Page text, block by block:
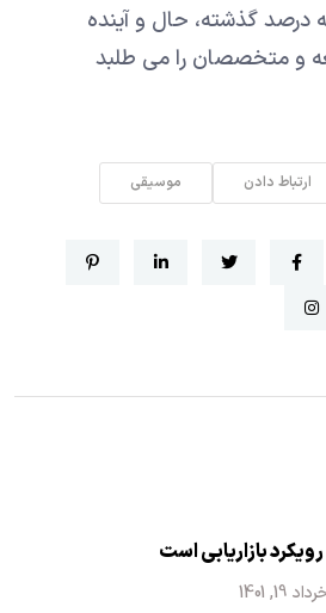
گذشته، حال و آینده
و متخصصان را می طلبد
ارتباط دادن موسیقی
بازاریابی است
19, 1401